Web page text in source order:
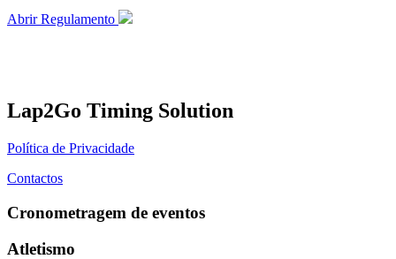
Abrir Regulamento
Lap2Go Timing Solution
Política de Privacidade
Contactos
Cronometragem de eventos
Atletismo